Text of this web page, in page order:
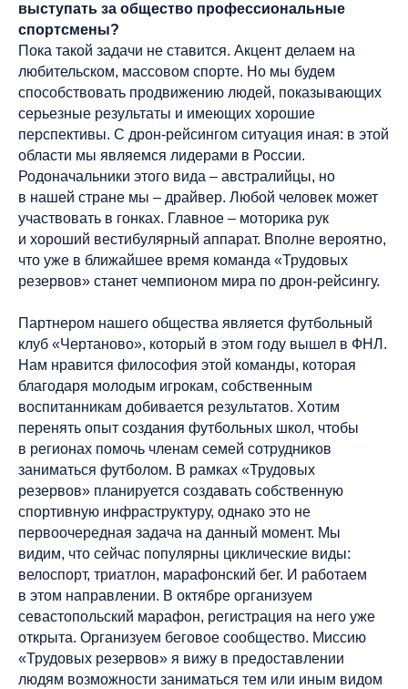
выступать за общество профессиональные
спортсмены?
Пока такой задачи не ставится. Акцент делаем на
любительском, массовом спорте. Но мы будем
способствовать продвижению людей, показывающих
серьезные результаты и имеющих хорошие
перспективы. С дрон-рейсингом ситуация иная: в этой
области мы являемся лидерами в России.
Родоначальники этого вида – австралийцы, но
в нашей стране мы – драйвер. Любой человек может
участвовать в гонках. Главное – моторика рук
и хороший вестибулярный аппарат. Вполне вероятно,
что уже в ближайшее время команда «Трудовых
резервов» станет чемпионом мира по дрон-рейсингу.
Партнером нашего общества является футбольный
клуб «Чертаново», который в этом году вышел в ФНЛ.
Нам нравится философия этой команды, которая
благодаря молодым игрокам, собственным
воспитанникам добивается результатов. Хотим
перенять опыт создания футбольных школ, чтобы
в регионах помочь членам семей сотрудников
заниматься футболом. В рамках «Трудовых
резервов» планируется создавать собственную
спортивную инфраструктуру, однако это не
первоочередная задача на данный момент. Мы
видим, что сейчас популярны циклические виды:
велоспорт, триатлон, марафонский бег. И работаем
в этом направлении. В октябре организуем
севастопольский марафон, регистрация на него уже
открыта. Организуем беговое сообщество. Миссию
«Трудовых резервов» я вижу в предоставлении
людям возможности заниматься тем или иным видом